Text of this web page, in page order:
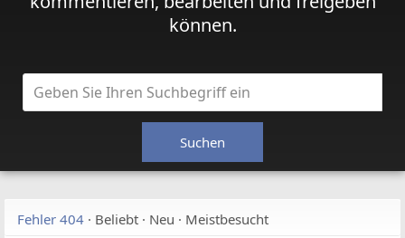
können.
Fehler 404 · Beliebt · Neu · Meistbesucht